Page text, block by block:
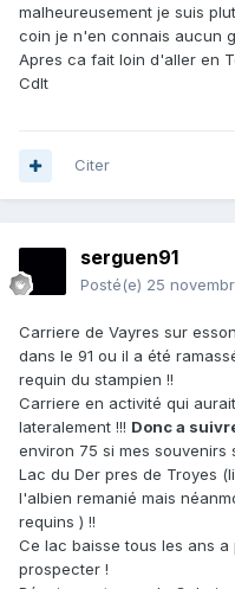
malheureusement je suis
coin je n'en connais aucun
Apres ca fait loin d'aller en
Cdlt
Citer
serguen91
Posté(e) 25
Carriere de Vayres sur
dans le 91 ou il a été
requin du stampien !!
Carriere en activité qui
lateralement !!! Donc a
environ 75 si mes souvenirs
Lac du Der pres de Troyes
l'albien remanié mais
requins ) !!
Ce lac baisse tous les ans
prospecter !